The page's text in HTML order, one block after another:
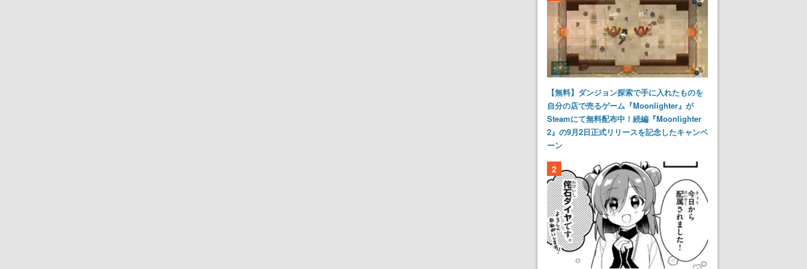
【無料】ダンジョン探索で手に入れたものを
自分の店で売るゲーム『Moonlighter』が
Steamにて無料配布中！続編『Moonlighter
2』の9月2日正式リリースを記念したキャンペ
ーン
2